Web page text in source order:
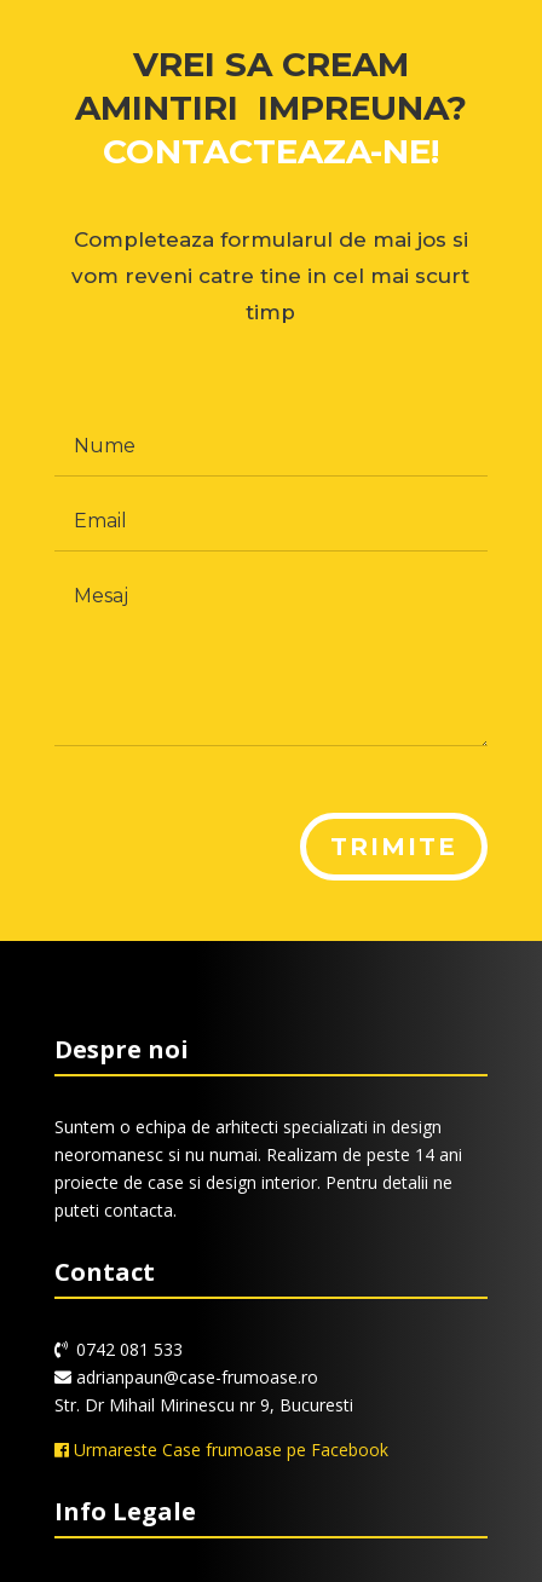
VREI SA CREAM
AMINTIRI IMPREUNA?
CONTACTEAZA-NE!
Completeaza formularul de mai jos si
vom reveni catre tine in cel mai scurt
timp
TRIMITE
Despre noi
Suntem o echipa de arhitecti specializati in design
neoromanesc si nu numai. Realizam de peste 14 ani
proiecte de case si design interior. Pentru detalii ne
puteti contacta.
Contact
0742 081 533
adrianpaun@case-frumoase.ro
Str. Dr Mihail Mirinescu nr 9, Bucuresti
Urmareste Case frumoase pe Facebook
Info Legale